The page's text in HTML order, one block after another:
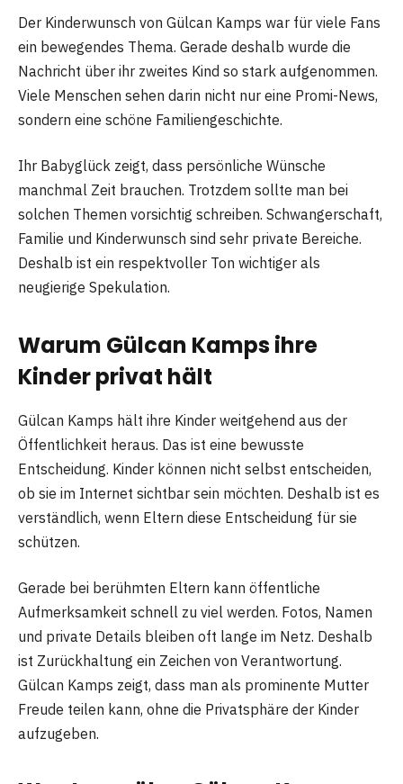
Der Kinderwunsch von Gülcan Kamps war für viele Fans
ein bewegendes Thema. Gerade deshalb wurde die
Nachricht über ihr zweites Kind so stark aufgenommen.
Viele Menschen sehen darin nicht nur eine Promi-News,
sondern eine schöne Familiengeschichte.
Ihr Babyglück zeigt, dass persönliche Wünsche
manchmal Zeit brauchen. Trotzdem sollte man bei
solchen Themen vorsichtig schreiben. Schwangerschaft,
Familie und Kinderwunsch sind sehr private Bereiche.
Deshalb ist ein respektvoller Ton wichtiger als
neugierige Spekulation.
Warum Gülcan Kamps ihre
Kinder privat hält
Gülcan Kamps hält ihre Kinder weitgehend aus der
Öffentlichkeit heraus. Das ist eine bewusste
Entscheidung. Kinder können nicht selbst entscheiden,
ob sie im Internet sichtbar sein möchten. Deshalb ist es
verständlich, wenn Eltern diese Entscheidung für sie
schützen.
Gerade bei berühmten Eltern kann öffentliche
Aufmerksamkeit schnell zu viel werden. Fotos, Namen
und private Details bleiben oft lange im Netz. Deshalb
ist Zurückhaltung ein Zeichen von Verantwortung.
Gülcan Kamps zeigt, dass man als prominente Mutter
Freude teilen kann, ohne die Privatsphäre der Kinder
aufzugeben.